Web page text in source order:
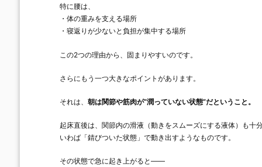
特に腰は、
・体の重みを支える場所
・寝返りが少ないと負担が集中する場所
この2つの理由から、固まりやすいのです。
さらにもう一つ大きなポイントがあります。
それは、 朝は関節や筋肉が“潤っていない状態”だということ。
起床直後は、関節内の滑液（動きをスムーズにする液体）も十
いわば「錆びついた状態」で動き出すようなものです。
その状態で急に起き上がると——